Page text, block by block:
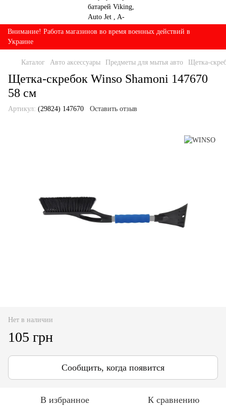
Внимание! Работа магазинов во время военных действий в
Украине
Каталог Авто аксессуары Предметы для мытья авто Щетка-
Щетка-скребок Winso Shamoni 147670
58 см
Артикул: (29824) 147670 Оставить отзыв
Нет в наличии
105 грн
Сообщить, когда появится
В избранное К сравнению